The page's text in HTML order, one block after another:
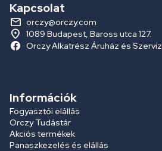
Kapcsolat
orczy@orczy.com
1089 Budapest, Baross utca 127.
Orczy Alkatrész Áruház és Szerviz
Információk
Fogyasztói elállás
Orczy Tudástár
Akciós termékek
Panaszkezelés és elállás